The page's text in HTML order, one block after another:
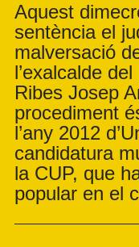
Aquest
sentència el
malversació
l’exalcalde
Ribes Josep
procediment
l’any 2012
candidatura
la CUP, que
popular en el